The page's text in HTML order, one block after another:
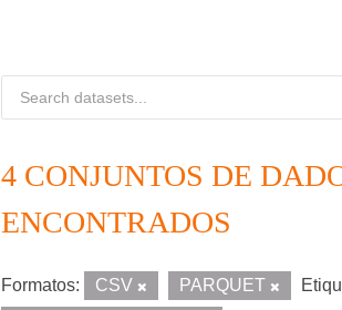
4 CONJUNTOS DE
ENCONTRADOS
Formatos: CSV PARQUET